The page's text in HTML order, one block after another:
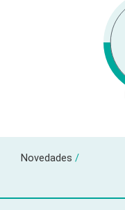
Novedades /